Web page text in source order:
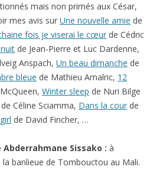
mais non primés aux César,
mes avis sur Une nouvelle amie de
fois je viserai le cœur de Cédric
de Jean-Pierre et Luc Dardenne,
Anspach, Un beau dimanche de
bleue de Mathieu Amalric, 12
Winter sleep de Nuri Bilge
de Céline Sciamma, Dans la cour de
de David Fincher, …
Sissako : à
banlieue de Tombouctou au Mali.